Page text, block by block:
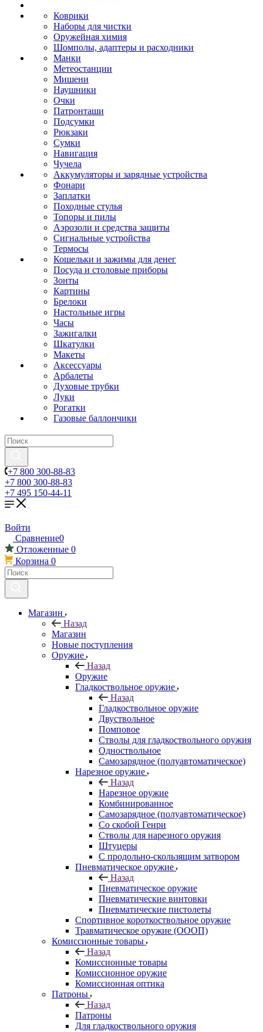
Коврики
Наборы для чистки
Оружейная химия
Шомполы, адаптеры и расходники
Манки
Метеостанции
Мишени
Наушники
Очки
Патронташи
Подсумки
Рюкзаки
Сумки
Навигация
Чучела
Аккумуляторы и зарядные устройства
Фонари
Заплатки
Походные стулья
Топоры и пилы
Аэрозоли и средства защиты
Сигнальные устройства
Термосы
Кошельки и зажимы для денег
Посуда и столовые приборы
Зонты
Картины
Брелоки
Настольные игры
Часы
Зажигалки
Шкатулки
Макеты
Аксессуары
Арбалеты
Духовые трубки
Луки
Рогатки
Газовые баллончики
+7 800 300-88-83
+7 800 300-88-83
+7 495 150-44-11
Войти
Сравнение0
Отложенные 0
Корзина 0
Магазин
Назад
Магазин
Новые поступления
Оружие
Назад
Оружие
Гладкоствольное оружие
Назад
Гладкоствольное оружие
Двуствольное
Помповое
Стволы для гладкоствольного оружия
Одноствольное
Самозарядное (полуавтоматическое)
Нарезное оружие
Назад
Нарезное оружие
Комбинированное
Самозарядное (полуавтоматическое)
Со скобой Генри
Стволы для нарезного оружия
Штуцеры
С продольно-скользящим затвором
Пневматическое оружие
Назад
Пневматическое оружие
Пневматические винтовки
Пневматические пистолеты
Спортивное короткоствольное оружие
Травматическое оружие (ОООП)
Комиссионные товары
Назад
Комиссионные товары
Комиссионное оружие
Комиссионная оптика
Патроны
Назад
Патроны
Для гладкоствольного оружия